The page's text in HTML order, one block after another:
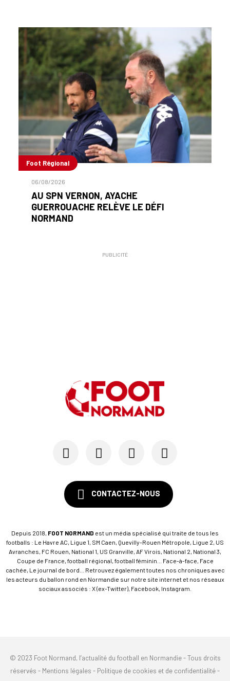
Foot Régional
06/08/2026
AU SPN VERNON, AYACHE
GUERROUACHE RELÈVE LE DÉFI
NORMAND
PUBLICITÉ
CONTACTEZ-NOUS
Depuis 2018, FOOT NORMAND est un média spécialisé qui traite de tous les
footballs : Le Havre AC, Ligue 1, SM Caen, Quevilly-Rouen Métropole, Ligue 2, US
Avranches, FC Rouen, National 1, US Granville, AF Virois, National 2, National 3,
Coupe de France, football régional, football féminin... Face-à-face, Face
cachée, Le journal de bord... Retrouvez également toutes nos chroniques avec
les acteurs du ballon rond en Normandie sur notre site internet et nos réseaux
sociaux associés : X (ex-Twitter), Facebook, Instagram.
© 2023 Foot Normand, l’actualité du football en Normandie - Tous droits
réservés - Mentions légales - Politique de cookies et de confidentialité-